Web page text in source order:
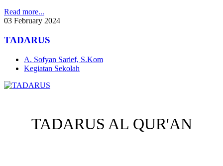
Read more...
03 February 2024
TADARUS
A. Sofyan Sarief, S.Kom
Kegiatan Sekolah
TADARUS AL QUR'AN